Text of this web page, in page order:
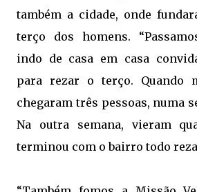
também a cidade, onde
terço dos homens.
indo de casa em casa
para rezar o terço. Quando
chegaram três pessoas, numa
Na outra semana, vieram
terminou com o bairro todo